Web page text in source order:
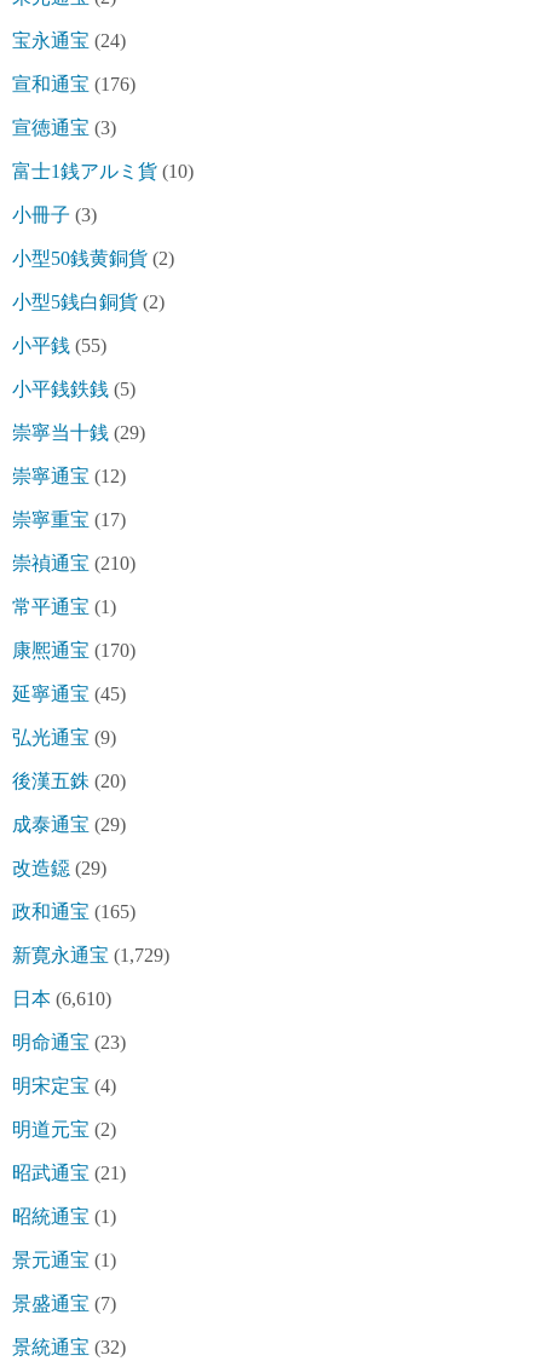
宝永通宝 (24)
宣和通宝 (176)
宣徳通宝 (3)
富士1銭アルミ貨 (10)
小冊子 (3)
小型50銭黄銅貨 (2)
小型5銭白銅貨 (2)
小平銭 (55)
小平銭鉄銭 (5)
崇寧当十銭 (29)
崇寧通宝 (12)
崇寧重宝 (17)
崇禎通宝 (210)
常平通宝 (1)
康熈通宝 (170)
延寧通宝 (45)
弘光通宝 (9)
後漢五銖 (20)
成泰通宝 (29)
改造鐚 (29)
政和通宝 (165)
新寛永通宝 (1,729)
日本 (6,610)
明命通宝 (23)
明宋定宝 (4)
明道元宝 (2)
昭武通宝 (21)
昭統通宝 (1)
景元通宝 (1)
景盛通宝 (7)
景統通宝 (32)